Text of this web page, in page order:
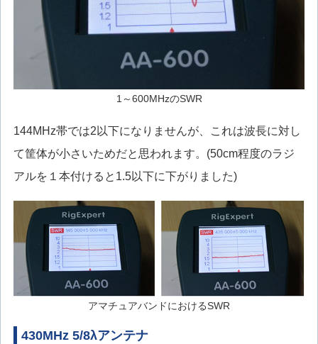
1～600MHzのSWR
144MHz帯では2以下になりませんが、これは波長に対し
て筐体が小さいためだと思われます。(50cm程度のラジ
アルを１本付けると1.5以下に下がりました)
アマチュアバンドにおけるSWR
430MHz 5/8λアンテナ